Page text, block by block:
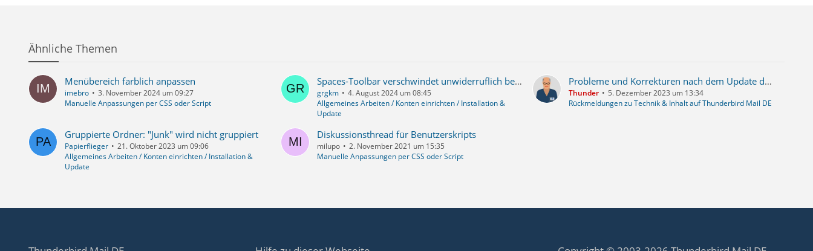
Ähnliche Themen
Menübereich farblich anpassen
imebro
3. November 2024 um 09:27
Manuelle Anpassungen per CSS oder Script
Spaces-Toolbar verschwindet unwiderruflich bei restart
grgkm
4. August 2024 um 08:45
Allgemeines Arbeiten / Konten einrichten / Installation &
Update
Probleme und Korrekturen nach dem Update der Forensoftware auf WSC 6
Thunder
5. Dezember 2023 um 13:34
Rückmeldungen zu Technik & Inhalt auf Thunderbird Mail DE
Gruppierte Ordner: "Junk" wird nicht gruppiert
Papierflieger
21. Oktober 2023 um 09:06
Allgemeines Arbeiten / Konten einrichten / Installation &
Update
Diskussionsthread für Benutzerskripts
milupo
2. November 2021 um 15:35
Manuelle Anpassungen per CSS oder Script